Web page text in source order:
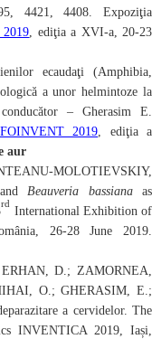
4421, 4408. Expoziţia
, ediţia a XVI-a, 20-23
ecaudaţi (Amphibia,
a unor helmintoze la
– Gherasim E.
2019, ediţia a
aur
MOLOTIEVSKIY,
Beauveria bassianaas
rd
International Exhibition of
26-28June 2019.
D.; ZAMORNEA,
O.; GHERASIM, E.;
a cervidelor.The
INVENTICA 2019, Iași,